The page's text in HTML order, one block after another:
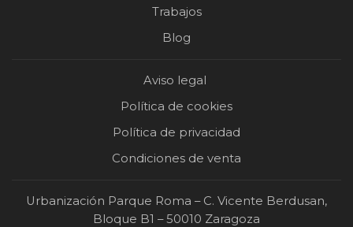
Trabajos
Blog
Aviso legal
Política de cookies
Política de privacidad
Condiciones de venta
Urbanización Parque Roma – C. Vicente Berdusan,
Bloque B1 – 50010 Zaragoza